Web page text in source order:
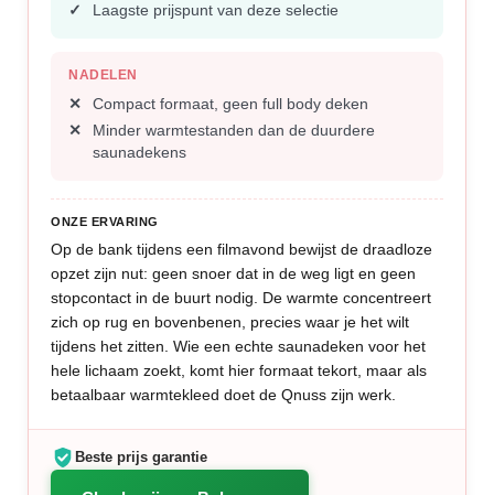
Laagste prijspunt van deze selectie
NADELEN
Compact formaat, geen full body deken
Minder warmtestanden dan de duurdere
saunadekens
ONZE ERVARING
Op de bank tijdens een filmavond bewijst de draadloze
opzet zijn nut: geen snoer dat in de weg ligt en geen
stopcontact in de buurt nodig. De warmte concentreert
zich op rug en bovenbenen, precies waar je het wilt
tijdens het zitten. Wie een echte saunadeken voor het
hele lichaam zoekt, komt hier formaat tekort, maar als
betaalbaar warmtekleed doet de Qnuss zijn werk.
Beste prijs garantie